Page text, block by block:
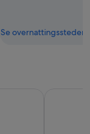
Se overnattingssteder